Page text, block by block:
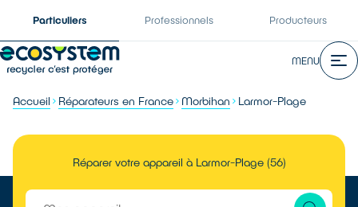
Particuliers Professionnels Producteurs
MENU
Accueil Réparateurs en France Morbihan Larmor-Plage
Réparer votre appareil à Larmor-Plage (56)